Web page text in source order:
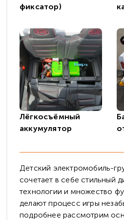
фиксатор)
Лёгкосъёмный
аккумулятор
Детский электромобиль-
сочетает в себе стильный
технологии и множество
делают процесс игры
подробнее рассмотрим